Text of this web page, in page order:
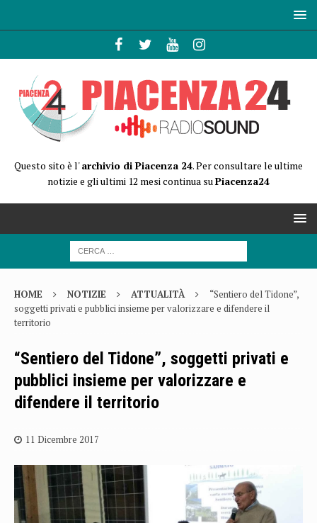
Questo sito è l'archivio di Piacenza 24. Per consultare le ultime
notizie e gli ultimi 12 mesi continua suPiacenza24
HOME NOTIZIE ATTUALITÀ
“Sentiero del Tidone”,
soggetti privati e pubblici insieme per valorizzare e difendere il
territorio
“Sentiero del Tidone”, soggetti privati e
pubblici insieme per valorizzare e
difendere il territorio
11 Dicembre 2017